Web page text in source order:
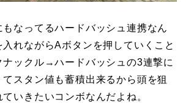
もなってるハードバッシュ連携なん
れながらAボタンを押していくこと
ックル→ハードバッシュの3連撃に
スタン値も蓄積出来るから頭を狙
いきたいコンボなんだよね。